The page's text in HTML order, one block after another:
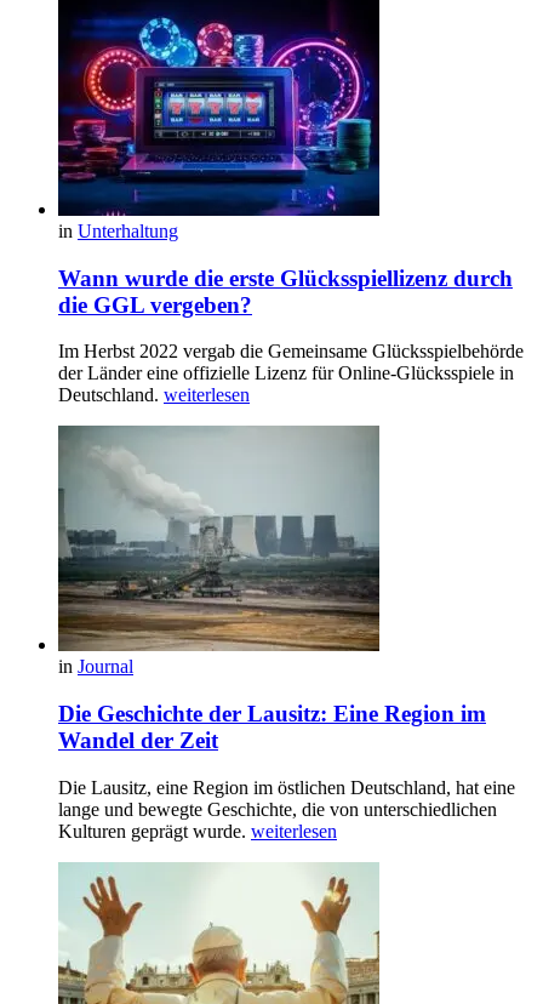
in Unterhaltung
Wann wurde die erste Glücksspiellizenz durch
die GGL vergeben?
Im Herbst 2022 vergab die Gemeinsame Glücksspielbehörde
der Länder eine offizielle Lizenz für Online-Glücksspiele in
Deutschland. weiterlesen
in Journal
Die Geschichte der Lausitz: Eine Region im
Wandel der Zeit
Die Lausitz, eine Region im östlichen Deutschland, hat eine
lange und bewegte Geschichte, die von unterschiedlichen
Kulturen geprägt wurde. weiterlesen